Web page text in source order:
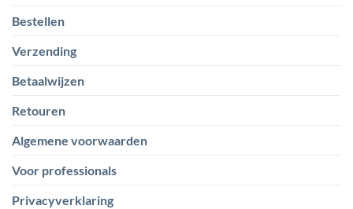
Bestellen
Verzending
Betaalwijzen
Retouren
Algemene voorwaarden
Voor professionals
Privacyverklaring